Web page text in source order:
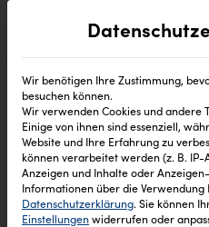
Wir benötigen Ihre Zustimmung,
besuchen können.
Wir verwenden Cookies und andere
Einige von ihnen sind essenziell,
Website und Ihre Erfahrung zu
können verarbeitet werden (z. B.
Anzeigen und Inhalte oder
Informationen über die
Datenschutzerklärung. Sie können
Einstellungenwiderrufen oder